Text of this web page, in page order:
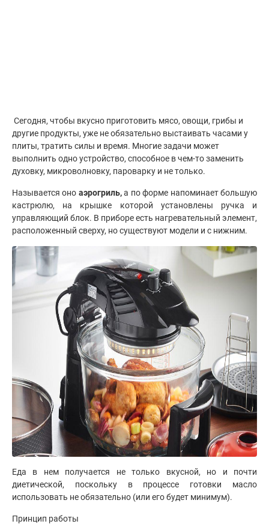
Сегодня, чтобы вкусно приготовить мясо, овощи, грибы и
другие продукты, уже не обязательно выстаивать часами у
плиты, тратить силы и время. Многие задачи может
выполнить одно устройство, способное в чем-то заменить
духовку, микроволновку, пароварку и не только.
Называется оно аэрогриль,а по форме напоминает большую
кастрюлю, на крышке которой установлены ручка и
управляющий блок. В приборе есть нагревательный элемент,
расположенный сверху, но существуют модели и с нижним.
Еда в нем получается не только вкусной, но и почти
диетической, поскольку в процессе готовки масло
использовать не обязательно (или его будет минимум).
Принцип работы